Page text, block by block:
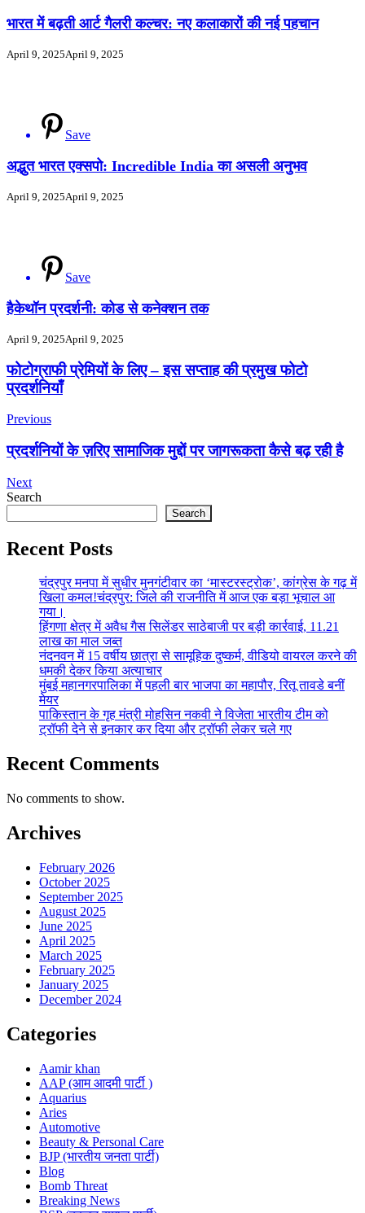
भारत में बढ़ती आर्ट गैलरी कल्चर: नए कलाकारों की नई पहचान
April 9, 2025April 9, 2025
Save
अद्भुत भारत एक्सपो: Incredible India का असली अनुभव
April 9, 2025April 9, 2025
Save
हैकेथॉन प्रदर्शनी: कोड से कनेक्शन तक
April 9, 2025April 9, 2025
Post
Navigation
फोटोग्राफी प्रेमियों के लिए – इस सप्ताह की प्रमुख फोटो
प्रदर्शनियाँ
Previous
प्रदर्शनियों के ज़रिए सामाजिक मुद्दों पर जागरूकता कैसे बढ़ रही है
Next
Search
Search
Recent Posts
चंद्रपुर मनपा में सुधीर मुनगंटीवार का ‘मास्टरस्ट्रोक’, कांग्रेस के गढ़ में
खिला कमल!चंद्रपुर: जिले की राजनीति में आज एक बड़ा भूचाल आ
गया।
हिंगणा क्षेत्र में अवैध गैस सिलेंडर साठेबाजी पर बड़ी कार्रवाई, 11.21
लाख का माल जब्त
नंदनवन में 15 वर्षीय छात्रा से सामूहिक दुष्कर्म, वीडियो वायरल करने की
धमकी देकर किया अत्याचार
मुंबई महानगरपालिका में पहली बार भाजपा का महापौर, रितू तावडे बनीं
मेयर
पाकिस्तान के गृह मंत्री मोहसिन नकवी ने विजेता भारतीय टीम को
ट्रॉफी देने से इनकार कर दिया और ट्रॉफी लेकर चले गए
Recent Comments
No comments to show.
Archives
February 2026
October 2025
September 2025
August 2025
June 2025
April 2025
March 2025
February 2025
January 2025
December 2024
Categories
Aamir khan
AAP (आम आदमी पार्टी )
Aquarius
Aries
Automotive
Beauty & Personal Care
BJP (भारतीय जनता पार्टी)
Blog
Bomb Threat
Breaking News